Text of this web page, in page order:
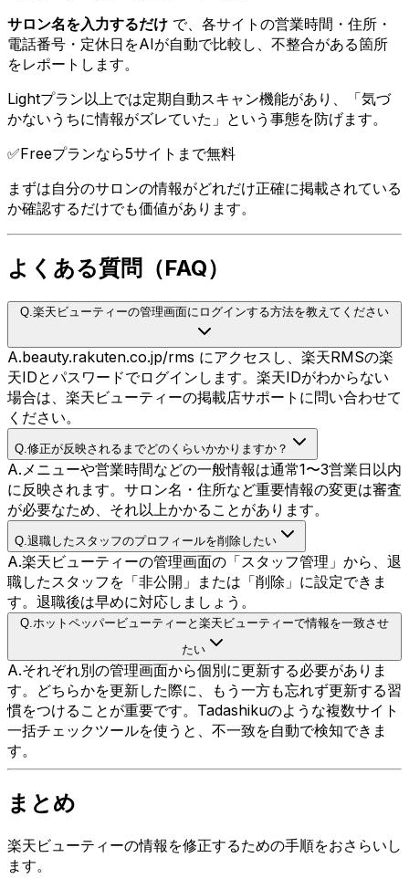
サロン名を入力するだけ で、各サイトの営業時間・住所・
電話番号・定休日をAIが自動で比較し、不整合がある箇所
をレポートします。
Lightプラン以上では定期自動スキャン機能があり、「気づ
かないうちに情報がズレていた」という事態を防げます。
✅Freeプランなら5サイトまで無料
まずは自分のサロンの情報がどれだけ正確に掲載されている
か確認するだけでも価値があります。
よくある質問（FAQ）
Q.楽天ビューティーの管理画面にログインする方法を教えてください
A.beauty.rakuten.co.jp/rms にアクセスし、楽天RMSの楽
天IDとパスワードでログインします。楽天IDがわからない
場合は、楽天ビューティーの掲載店サポートに問い合わせて
ください。
Q.修正が反映されるまでどのくらいかかりますか？
A.メニューや営業時間などの一般情報は通常1〜3営業日以内
に反映されます。サロン名・住所など重要情報の変更は審査
が必要なため、それ以上かかることがあります。
Q.退職したスタッフのプロフィールを削除したい
A.楽天ビューティーの管理画面の「スタッフ管理」から、退
職したスタッフを「非公開」または「削除」に設定できま
す。退職後は早めに対応しましょう。
Q.ホットペッパービューティーと楽天ビューティーで情報を一致させ
たい
A.それぞれ別の管理画面から個別に更新する必要がありま
す。どちらかを更新した際に、もう一方も忘れず更新する習
慣をつけることが重要です。Tadashikuのような複数サイト
一括チェックツールを使うと、不一致を自動で検知できま
す。
まとめ
楽天ビューティーの情報を修正するための手順をおさらいし
ます。